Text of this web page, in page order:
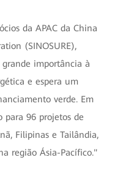
da APAC da China
(SINOSURE),
importância à
e espera um
verde. Em
para 96 projetos de
Filipinas e Tailândia,
região Ásia-Pacífico."